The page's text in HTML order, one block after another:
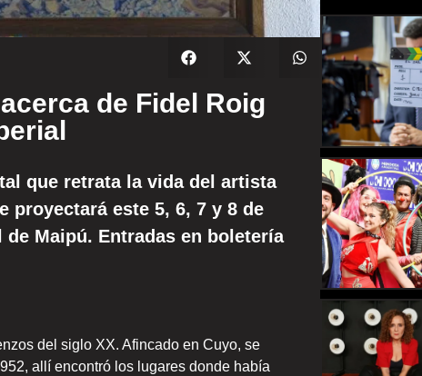
de Fidel Roig
que retrata la vida del artista
proyectará este 5, 6, 7 y 8 de
Maipú. Entradas en boletería
del siglo XX. Afincado en Cuyo, se
allí encontró los lugares donde había